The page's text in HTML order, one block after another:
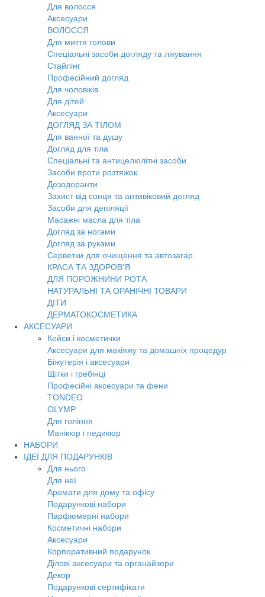
Для волосся
Аксесуари
ВОЛОССЯ
Для миття голови
Спеціальні засоби догляду та лікування
Стайлінг
Професійний догляд
Для чоловіків
Для дітей
Аксесуари
ДОГЛЯД ЗА ТІЛОМ
Для ванної та душу
Догляд для тіла
Спеціальні та антицелюлітні засоби
Засоби проти розтяжок
Дезодоранти
Захист від сонця та антивіковий догляд
Засоби для депіляції
Масажні масла для тіла
Догляд за ногами
Догляд за руками
Серветки для очищення та автозагар
КРАСА ТА ЗДОРОВ'Я
ДЛЯ ПОРОЖНИНИ РОТА
НАТУРАЛЬНІ ТА ОРАНІЧНІ ТОВАРИ
ДІТИ
ДЕРМАТОКОСМЕТИКА
АКСЕСУАРИ
Кейси і косметички
Аксесуари для макіяжу та домашніх процедур
Біжутерія і аксесуари
Щітки і гребінці
Професійні аксесуари та фени
TONDEO
OLYMP
Для гоління
Манікюр і педикюр
НАБОРИ
ІДЕЇ ДЛЯ ПОДАРУНКІВ
Для нього
Для неї
Аромати для дому та офісу
Подарункові набори
Парфюмерні набори
Косметичні набори
Аксесуари
Корпоративний подарунок
Ділові аксесуари та органайзери
Декор
Подарункові сертифікати